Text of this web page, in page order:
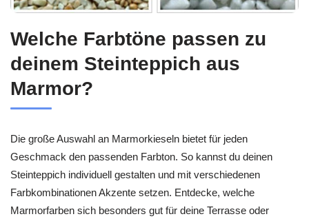
Welche Farbtöne passen zu
deinem Steinteppich aus
Marmor?
Die große Auswahl an Marmorkieseln bietet für jeden
Geschmack den passenden Farbton. So kannst du deinen
Steinteppich individuell gestalten und mit verschiedenen
Farbkombinationen Akzente setzen. Entdecke, welche
Marmorfarben sich besonders gut für deine Terrasse oder